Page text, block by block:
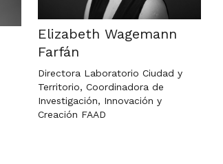
Elizabeth Wagemann
Farfán
Directora Laboratorio Ciudad y
Territorio, Coordinadora de
Investigación, Innovación y
Creación FAAD